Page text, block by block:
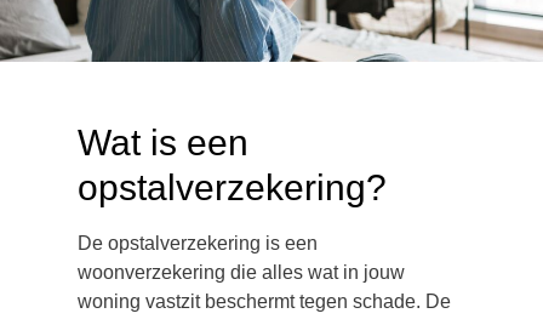
Wat is een
opstalverzekering?
De opstalverzekering is een
woonverzekering die alles wat in jouw
woning vastzit beschermt tegen schade. De